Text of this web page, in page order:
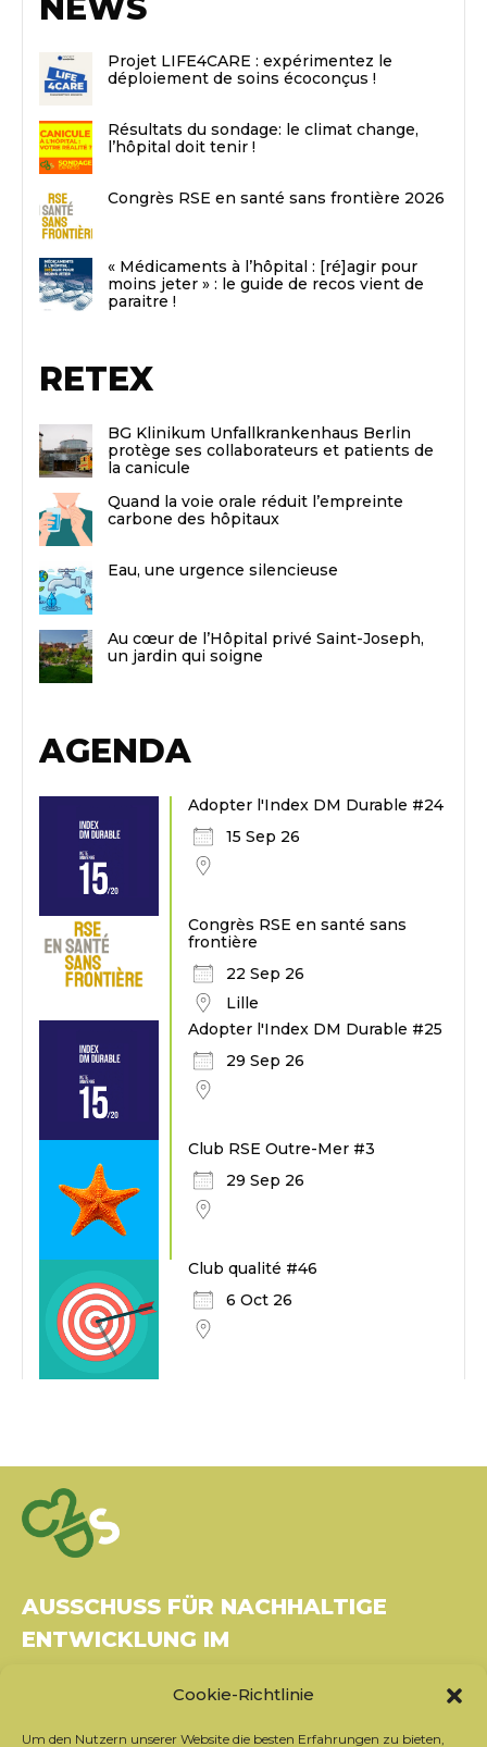
Cookie-Richtlinie
Um den Nutzern unserer Website die besten Erfahrungen zu bieten,
Projet LIFE4CARE : expérimentez le
déploiement de soins écoconçus !
Résultats du sondage: le climat change,
l’hôpital doit tenir !
Congrès RSE en santé sans frontière 2026
« Médicaments à l’hôpital : [ré]agir pour
moins jeter » : le guide de recos vient de
paraitre !
RETEX
BG Klinikum Unfallkrankenhaus Berlin
protège ses collaborateurs et patients de
la canicule
Quand la voie orale réduit l’empreinte
carbone des hôpitaux
Eau, une urgence silencieuse
Au cœur de l’Hôpital privé Saint-Joseph,
un jardin qui soigne
AGENDA
Adopter l'Index DM Durable #24
15 Sep 26
Congrès RSE en santé sans
frontière
22 Sep 26
Lille
Adopter l'Index DM Durable #25
29 Sep 26
Club RSE Outre-Mer #3
29 Sep 26
Club qualité #46
6 Oct 26
AUSSCHUSS FÜR NACHHALTIGE
ENTWICKLUNG IM